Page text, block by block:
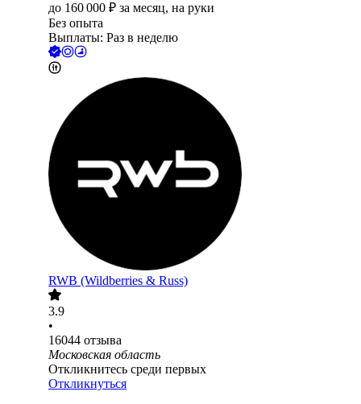
до 160 000 ₽ за месяц, на руки
Без опыта
Выплаты: Раз в неделю
RWB (Wildberries & Russ)
3.9
•
16044 отзыва
Московская область
Откликнитесь среди первых
Откликнуться